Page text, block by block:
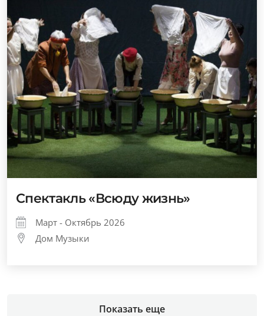
Спектакль «Всюду жизнь»
Март - Октябрь 2026
Дом Музыки
Показать еще